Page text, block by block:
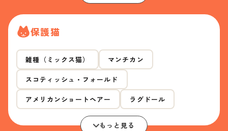
保護猫
雑種（ミックス猫） マンチカン
スコティッシュ・フォールド
アメリカンショートヘアー ラグドール
もっと見る